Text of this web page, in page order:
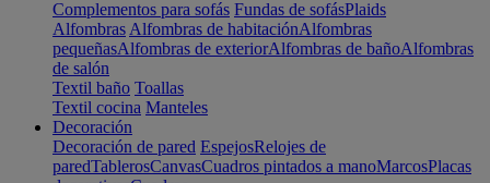
Complementos para sofás Fundas de sofásPlaids
Alfombras Alfombras de habitaciónAlfombras
pequeñasAlfombras de exteriorAlfombras de bañoAlfombras
de salón
Textil baño Toallas
Textil cocina Manteles
Decoración
Decoración de pared EspejosRelojes de
paredTablerosCanvasCuadros pintados a manoMarcosPlacas